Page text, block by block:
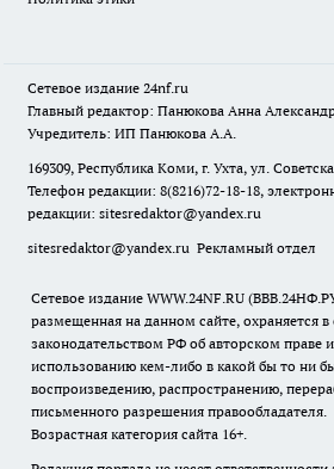
Сетевое издание 24nf.ru
Главный редактор: Панюкова Анна
Учредитель: ИП Панюкова А.А.
169309, Республика Коми, г. Ухта, ул.
Телефон редакции: 8(8216)72-18-18,
редакции: sitesredaktor@yandex.ru
sitesredaktor@yandex.ru Рекламный отдел
Сетевое издание WWW.24NF.RU
размещенная на данном сайте, охраняется в
законодательством РФ об авторском праве
использованию кем-либо в какой бы то ни
воспроизведению, распространению,
письменного разрешения правообладателя.
Возрастная категория сайта 16+.